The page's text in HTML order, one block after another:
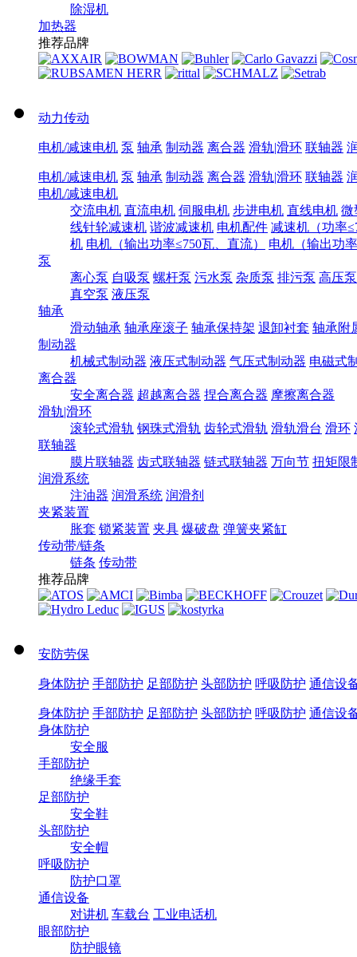
除湿机
加热器
推荐品牌
动力传动
电机/减速电机 泵 轴承 制动器 离合器 滑轨|滑环 联轴器
电机/减速电机 泵 轴承 制动器 离合器 滑轨|滑环 联轴器
电机/减速电机
交流电机 直流电机 伺服电机 步进电机 直线电机 微
线针轮减速机 谐波减速机 电机配件 减速机（功率
机 电机（输出功率≤750瓦、直流）
电机（输出功
泵
离心泵 自吸泵 螺杆泵 污水泵 杂质泵 排污泵 高压泵
真空泵 液压泵
轴承
滑动轴承 轴承座滚子 轴承保持架 退卸衬套 轴承附
制动器
机械式制动器 液压式制动器 气压式制动器 电磁式
离合器
安全离合器 超越离合器 捏合离合器 摩擦离合器
滑轨|滑环
滚轮式滑轨 钢珠式滑轨 齿轮式滑轨 滑轨滑台 滑环
联轴器
膜片联轴器 齿式联轴器 链式联轴器 万向节 扭矩限
润滑系统
注油器 润滑系统 润滑剂
夹紧装置
胀套 锁紧装置 夹具 爆破盘 弹簧夹紧缸
传动带/链条
链条 传动带
推荐品牌
安防劳保
身体防护 手部防护 足部防护 头部防护 呼吸防护 通信设
身体防护 手部防护 足部防护 头部防护 呼吸防护 通信设
身体防护
安全服
手部防护
绝缘手套
足部防护
安全鞋
头部防护
安全帽
呼吸防护
防护口罩
通信设备
对讲机 车载台 工业电话机
眼部防护
防护眼镜